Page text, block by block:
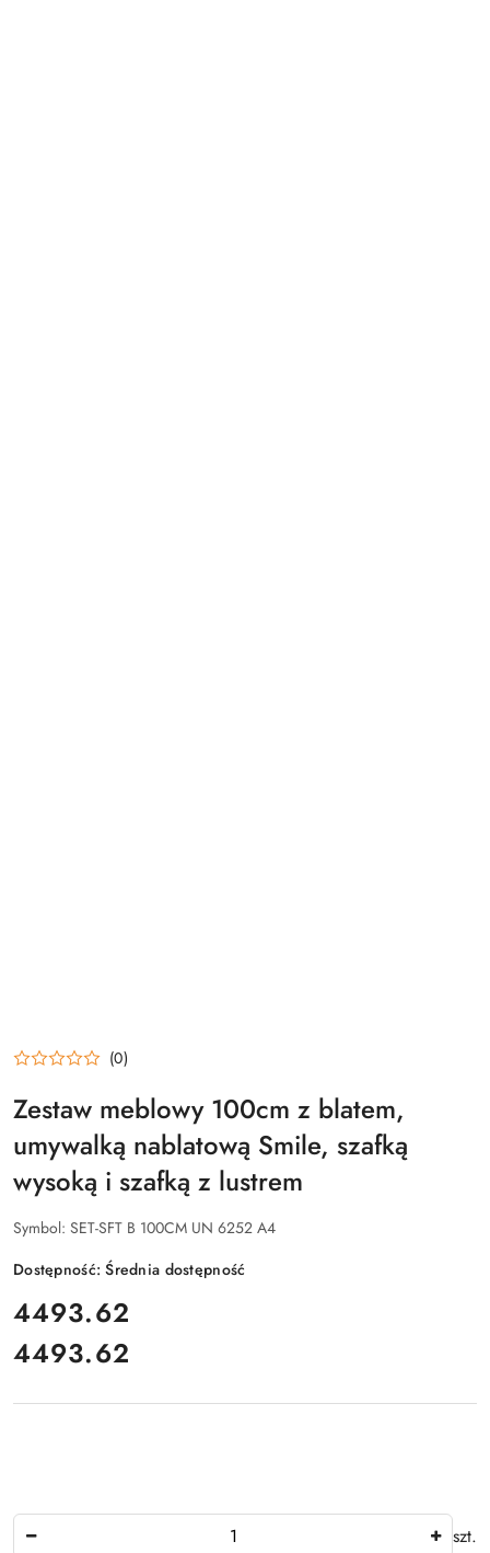
(0)
Zestaw meblowy 100cm z blatem,
umywalką nablatową Smile, szafką
wysoką i szafką z lustrem
Symbol: SET-SFT B 100CM UN 6252 A4
Dostępność:Średnia dostępność
cena:
4493.62
Cena:
4493.62
szt.